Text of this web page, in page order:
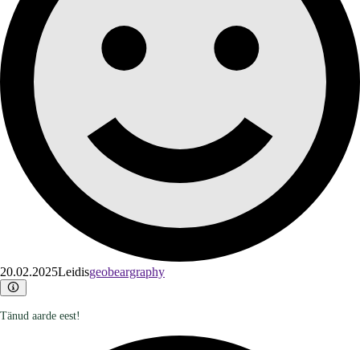
20.02.2025Leidisgeobeargraphy
Tänud aarde eest!